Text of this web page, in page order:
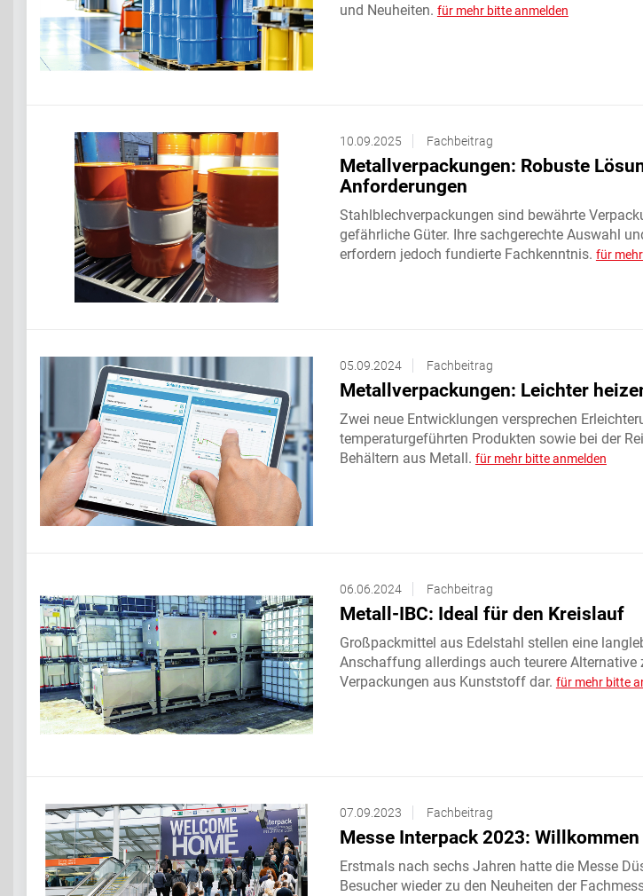
und Neuheiten. für mehr bitte anmelden
10.09.2025 Fachbeitrag
Metallverpackungen: Robuste
Anforderungen
Stahlblechverpackungen sind bewährte
gefährliche Güter. Ihre sachgerechte Auswahl
erfordern jedoch fundierte Fachkenntnis. für
05.09.2024 Fachbeitrag
Metallverpackungen: Leichter
Zwei neue Entwicklungen versprechen
temperaturgeführten Produkten sowie bei der
Behältern aus Metall. für mehr bitte anmelden
06.06.2024 Fachbeitrag
Metall-IBC: Ideal für den Kreislauf
Großpackmittel aus Edelstahl stellen eine
Anschaffung allerdings auch teurere Alternative
Verpackungen aus Kunststoff dar. für mehr bitte
07.09.2023 Fachbeitrag
Messe Interpack 2023:
Erstmals nach sechs Jahren hatte die Messe
Besucher wieder zu den Neuheiten der